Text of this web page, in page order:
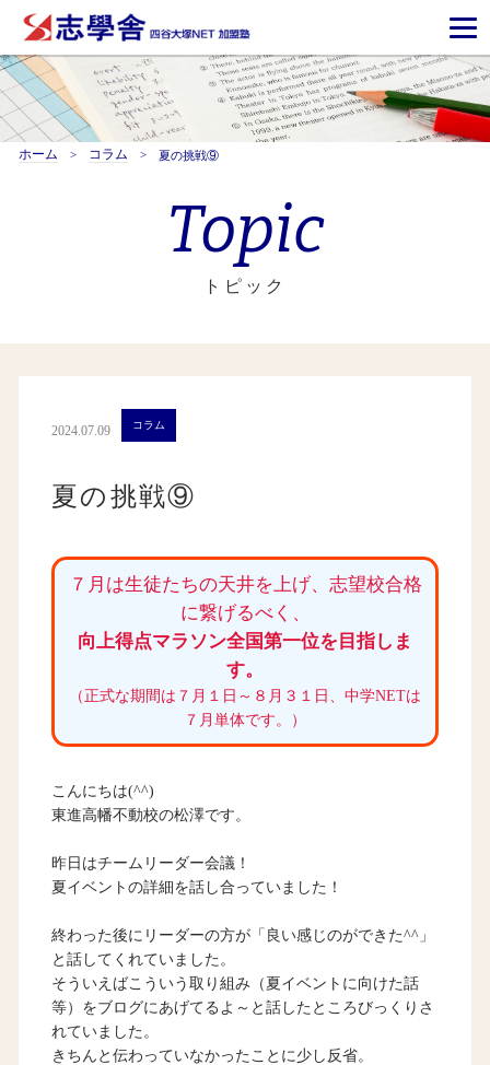
ホーム コラム 夏の挑戦⑨
Topic
トピック
2024.07.09 コラム
夏の挑戦⑨
７月は生徒たちの天井を上げ、志望校合格
に繋げるべく、
向上得点マラソン全国第一位を目指しま
す。
（正式な期間は７月１日～８月３１日、中学NETは
７月単体です。）
こんにちは(^^)
東進高幡不動校の松澤です。
昨日はチームリーダー会議！
夏イベントの詳細を話し合っていました！
終わった後にリーダーの方が「良い感じのができた^^」
と話してくれていました。
そういえばこういう取り組み（夏イベントに向けた話
等）をブログにあげてるよ～と話したところびっくりさ
れていました。
きちんと伝わっていなかったことに少し反省。